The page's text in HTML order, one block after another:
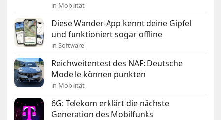
in Mobilität
Diese Wander-App kennt deine Gipfel
und funktioniert sogar offline
in Software
Reichweitentest des NAF: Deutsche
Modelle können punkten
in Mobilität
6G: Telekom erklärt die nächste
Generation des Mobilfunks